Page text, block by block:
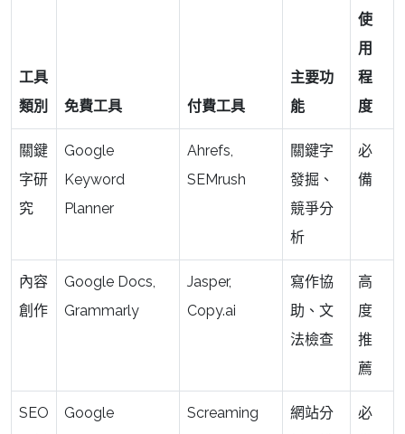
工具
類別
免費工具 付費工具
主要功
能
使
用
程
度
關鍵
字研
究
Google
Keyword
Planner
Ahrefs,
SEMrush
關鍵字
發掘、
競爭分
析
必
備
內容
創作
Google Docs,
Grammarly
Jasper,
Copy.ai
寫作協
助、文
法檢查
高
度
推
薦
SEO
Google
Screaming
網站分
必